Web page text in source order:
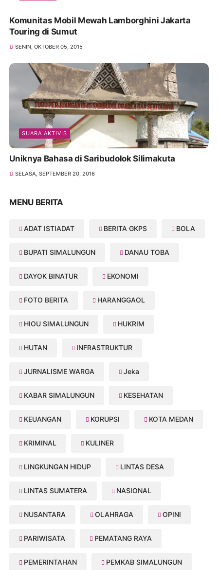
Komunitas Mobil Mewah Lamborghini Jakarta
Touring di Sumut
SENIN, OKTOBER 05, 2015
SUARA AKTIVIS
Uniknya Bahasa di Saribudolok Silimakuta
SELASA, SEPTEMBER 20, 2016
MENU BERITA
ADAT ISTIADAT BERITA GKPS BOLA
BUPATI SIMALUNGUN DANAU TOBA
DAYOK BINATUR EKONOMI
FOTO BERITA HARANGGAOL
HIOU SIMALUNGUN HUKRIM
HUTAN INFRASTRUKTUR
JURNALISME WARGA Jeka
KABAR SIMALUNGUN KESEHATAN
KEUANGAN KORUPSI KOTA MEDAN
KRIMINAL KULINER
LINGKUNGAN HIDUP LINTAS DESA
LINTAS SUMATERA NASIONAL
NUSANTARA OLAHRAGA OPINI
PARIWISATA PEMATANG RAYA
PEMERINTAHAN PEMKAB SIMALUNGUN